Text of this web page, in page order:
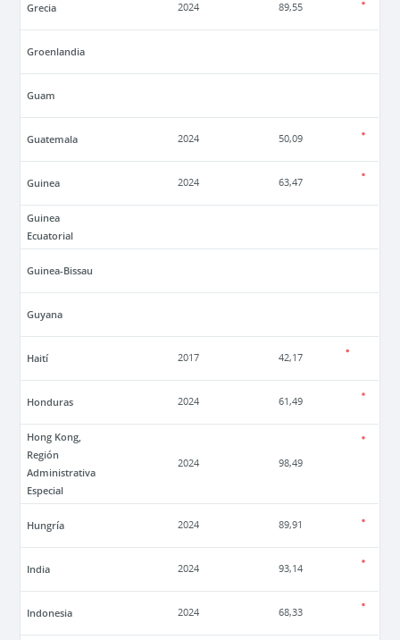
Grecia 2024 89,55
Groenlandia
Guam
Guatemala 2024 50,09
Guinea 2024 63,47
Guinea
Ecuatorial
Guinea-Bissau
Guyana
Haití 2017 42,17
Honduras 2024 61,49
Hong Kong,
Región
Administrativa
Especial
2024 98,49
Hungría 2024 89,91
India 2024 93,14
Indonesia 2024 68,33